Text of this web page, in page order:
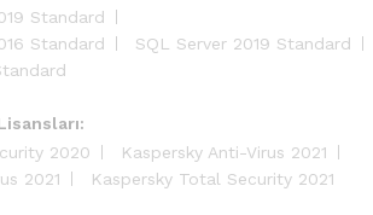
Standard
Standard
SQL Server 2019 Standard
2020
Kaspersky Anti-Virus 2021
2021
Kaspersky Total Security 2021